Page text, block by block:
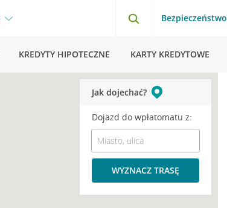
Bezpieczeństwo
KREDYTY HIPOTECZNE KARTY KREDYTOWE
Jak dojechać?
Dojazd do wpłatomatu z:
WYZNACZ TRASĘ